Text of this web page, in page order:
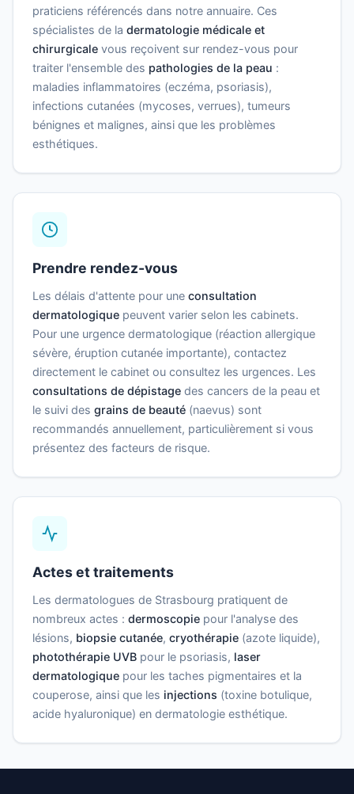
praticiens référencés dans notre annuaire. Ces
spécialistes de la dermatologie médicale et
chirurgicale vous reçoivent sur rendez-vous pour
traiter l'ensemble des pathologies de la peau :
maladies inflammatoires (eczéma, psoriasis),
infections cutanées (mycoses, verrues), tumeurs
bénignes et malignes, ainsi que les problèmes
esthétiques.
Prendre rendez-vous
Les délais d'attente pour une consultation
dermatologique peuvent varier selon les cabinets.
Pour une urgence dermatologique (réaction allergique
sévère, éruption cutanée importante), contactez
directement le cabinet ou consultez les urgences. Les
consultations de dépistage des cancers de la peau et
le suivi des grains de beauté (naevus) sont
recommandés annuellement, particulièrement si vous
présentez des facteurs de risque.
Actes et traitements
Les dermatologues de Strasbourg pratiquent de
nombreux actes : dermoscopie pour l'analyse des
lésions, biopsie cutanée, cryothérapie (azote liquide),
photothérapie UVB pour le psoriasis, laser
dermatologique pour les taches pigmentaires et la
couperose, ainsi que les injections (toxine botulique,
acide hyaluronique) en dermatologie esthétique.